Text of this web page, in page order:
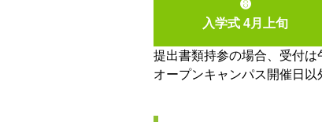
➑
入学式 4月上旬
提出書類持参の場合、受付は
オープンキャンパス開催日